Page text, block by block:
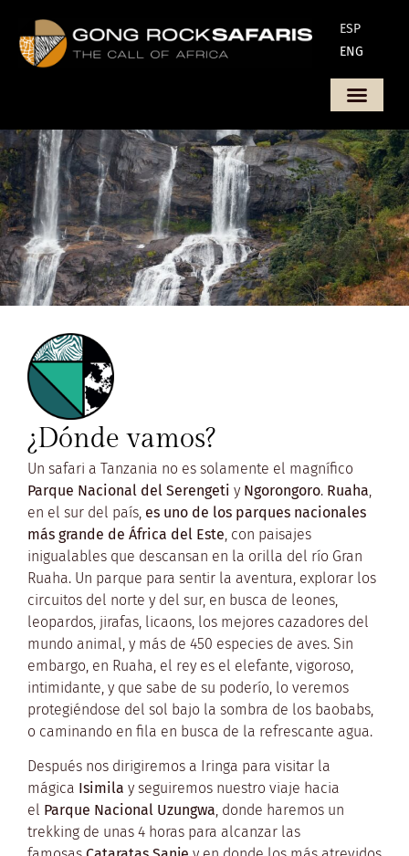
ESP
ENG
¿Dónde vamos?
Un safari a Tanzania no es solamente el magnífico
Parque Nacional del Serengeti y Ngorongoro. Ruaha
en el sur del país, es uno de los parques nacionales
más grande de África del Este , con paisajes
inigualables que descansan en la orilla del río Gran
Ruaha. Un parque para sentir la aventura, explorar los
circuitos del norte y del sur, en busca de leones,
leopardos, jirafas, licaons, los mejores cazadores del
mundo animal, y más de 450 especies de aves. Sin
embargo, en Ruaha, el rey es el elefante, vigoroso,
intimidante, y que sabe de su poderío, lo veremos
protegiéndose del sol bajo la sombra de los baobabs,
o caminando en fila en busca de la refrescante agua.
Después nos dirigiremos a Iringa para visitar la
mágica Isimila y seguiremos nuestro viaje hacia
el Parque Nacional Uzungwa, donde haremos un
trekking de unas 4 horas para alcanzar las